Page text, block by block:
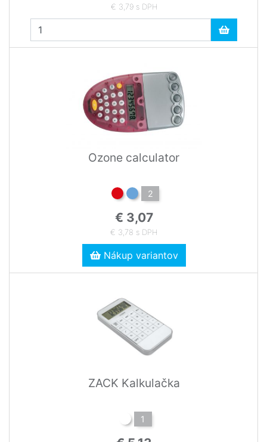
€ 3,79 s DPH
Ozone calculator
2
€ 3,07
€ 3,78 s DPH
Nákup variantov
ZACK Kalkulačka
1